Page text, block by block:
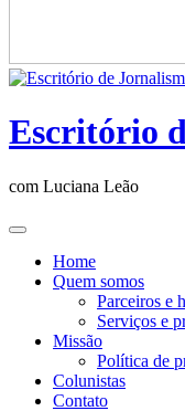
Escritório
com Luciana Leão
Home
Quem somos
Parceiros e
Serviços e
Missão
Política de
Colunistas
Contato